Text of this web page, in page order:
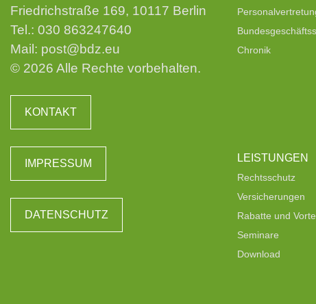
Friedrichstraße 169, 10117 Berlin
Tel.: 030 863247640
Mail: post@bdz.eu
© 2026 Alle Rechte vorbehalten.
KONTAKT
IMPRESSUM
DATENSCHUTZ
Chronik
LEISTUNGEN
Rechtsschutz
Versicherungen
Rabatte und
Seminare
Download